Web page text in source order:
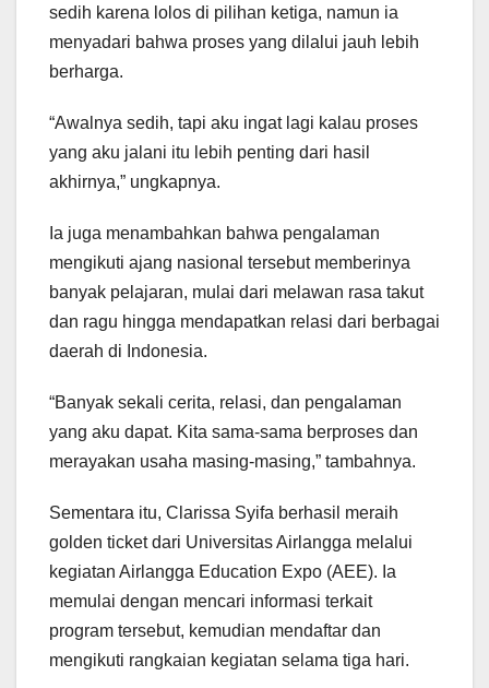
sedih karena lolos di pilihan ketiga, namun ia
menyadari bahwa proses yang dilalui jauh lebih
berharga.
“Awalnya sedih, tapi aku ingat lagi kalau proses
yang aku jalani itu lebih penting dari hasil
akhirnya,” ungkapnya.
Ia juga menambahkan bahwa pengalaman
mengikuti ajang nasional tersebut memberinya
banyak pelajaran, mulai dari melawan rasa takut
dan ragu hingga mendapatkan relasi dari berbagai
daerah di Indonesia.
“Banyak sekali cerita, relasi, dan pengalaman
yang aku dapat. Kita sama-sama berproses dan
merayakan usaha masing-masing,” tambahnya.
Sementara itu, Clarissa Syifa berhasil meraih
golden ticket dari Universitas Airlangga melalui
kegiatan Airlangga Education Expo (AEE). Ia
memulai dengan mencari informasi terkait
program tersebut, kemudian mendaftar dan
mengikuti rangkaian kegiatan selama tiga hari.